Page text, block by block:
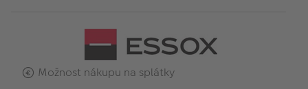
Možnost nákupu na splátky